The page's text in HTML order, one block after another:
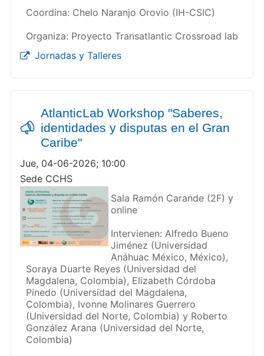
Coordina: Chelo Naranjo Orovio (IH-CSIC)
Organiza: Proyecto Transatlantic Crossroad lab
Jornadas y Talleres
AtlanticLab Workshop "Saberes,
identidades y disputas en el Gran
Caribe"
Jue, 04-06-2026; 10:00
Sede CCHS
Sala Ramón Carande (2F) y
online
Intervienen: Alfredo Bueno
Jiménez (Universidad
Anáhuac México, México),
Soraya Duarte Reyes (Universidad del
Magdalena, Colombia), Elizabeth Córdoba
Pinedo (Universidad del Magdalena,
Colombia), Ivonne Molinares Guerrero
(Universidad del Norte, Colombia) y Roberto
González Arana (Universidad del Norte,
Colombia)